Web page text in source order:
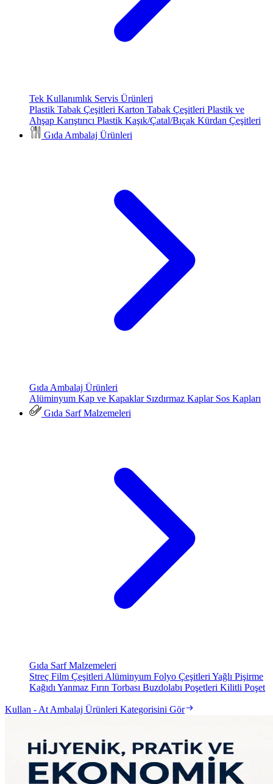
Tek Kullanımlık Servis Ürünleri
Plastik Tabak Çeşitleri Karton Tabak Çeşitleri Plastik ve
Ahşap Karıştırıcı Plastik Kaşık/Çatal/Bıçak Kürdan Çeşitleri
Gıda Ambalaj Ürünleri
Gıda Ambalaj Ürünleri
Alüminyum Kap ve Kapaklar Sızdırmaz Kaplar Sos Kapları
Gıda Sarf Malzemeleri
Gıda Sarf Malzemeleri
Streç Film Çeşitleri Alüminyum Folyo Çeşitleri Yağlı Pişirme
Kağıdı Yanmaz Fırın Torbası Buzdolabı Poşetleri Kilitli Poşet
Kullan - At Ambalaj Ürünleri Kategorisini Gör